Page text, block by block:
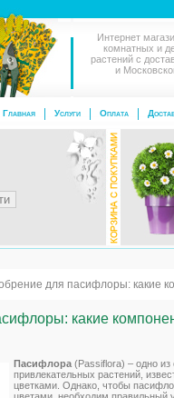
Интернет
комнатных и
растений с
и
Оплата
Услуги
Главная
для пасифлоры: какие
какие
Пасифлора (Passiflora) – одно
привлекательных растений,
цветками. Однако, чтобы